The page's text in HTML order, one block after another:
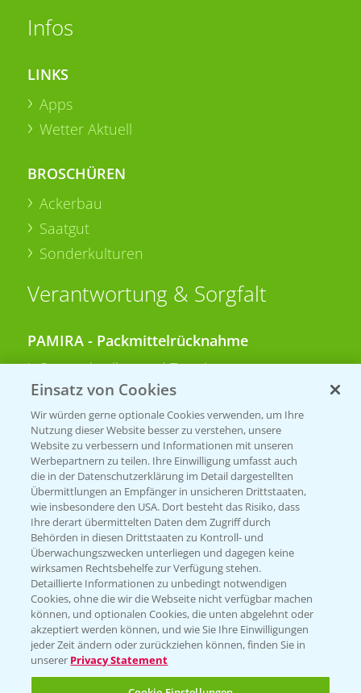
Infos
LINKS
Apps
Wetter Aktuell
BROSCHÜREN
Ackerbau
Saatgut
Sonderkulturen
Verantwortung & Sorgfalt
PAMIRA - Packmittelrücknahme
Sammelstellen und Termine
PRE - Chemikalien sicher entsorgen
Sammelstellen und Termine
Kontakt & Notfall
Beratung auf WhatsApp
T.+49 (0)174 346 564 1
KONTAKT
Hilfe in Notfällen
T.+49 (0)214/30-20220
Einsatz von Cookies
Wir würden gerne optionale Cookies verwenden, um Ihre
Nutzung dieser Website besser zu verstehen, unsere
Website zu verbessern und Informationen mit unseren
Werbepartnern zu teilen. Ihre Einwilligung umfasst auch
die in der Datenschutzerklärung im Detail dargestellten
Übermittlungen an Empfänger in unsicheren Drittstaaten,
wie insbesondere den USA. Dort besteht das Risiko, dass
Ihre derart übermittelten Daten dem Zugriff durch
Behörden in diesen Drittstaaten zu Kontroll- und
Überwachungszwecken unterliegen und dagegen keine
wirksamen Rechtsbehelfe zur Verfügung stehen.
Detaillierte Informationen zu unbedingt notwendigen
Cookies, ohne die wir die Webseite nicht verfügbar machen
können, und optionalen Cookies, die unten abgelehnt oder
akzeptiert werden können, und wie Sie Ihre Einwilligungen
jeder Zeit ändern oder zurückziehen können, finden Sie in
unserer Privacy Statement